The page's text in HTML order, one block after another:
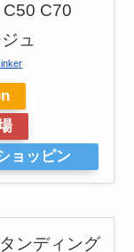
C50 C70
ュ
ョッピン
ンディング